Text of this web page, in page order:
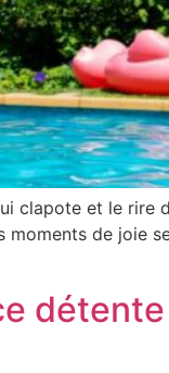
clapote et le rire
de joie